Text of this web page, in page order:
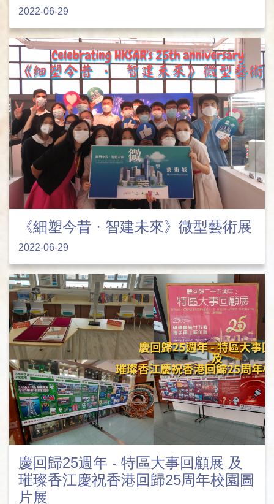
2022-06-29
《細塑今昔 · 智建未來》微型藝術展
2022-06-29
慶回歸25週年 - 特區大事回顧展 及
璀璨香江慶祝香港回歸25周年校園圖
片展